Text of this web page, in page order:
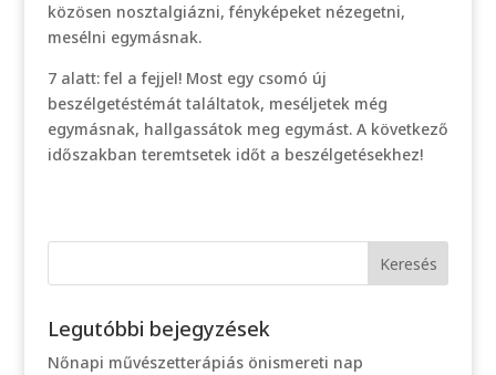
közösen nosztalgiázni, fényképeket nézegetni,
mesélni egymásnak.
7 alatt: fel a fejjel! Most egy csomó új
beszélgetéstémát találtatok, meséljetek még
egymásnak, hallgassátok meg egymást. A következő
időszakban teremtsetek időt a beszélgetésekhez!
Legutóbbi bejegyzések
Nőnapi művészetterápiás önismereti nap